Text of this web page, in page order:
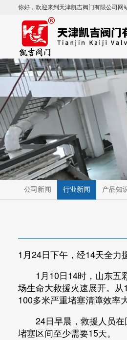
你好，欢迎来到天津凯吉阀门有限公司网
公司新闻 行业新闻 产品知
1月24日下午，经14天全力
1月10日14时，山东五彩
场生命大救援火速展开。
100多米严重堵塞清障效率
24日早晨，救援人员在
堵塞区间至少需要15天。